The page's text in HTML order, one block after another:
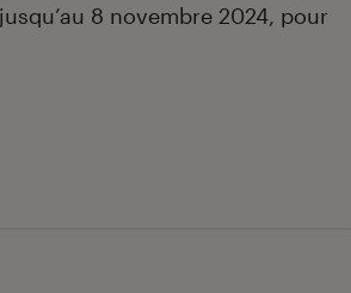
8 novembre 2024, pour